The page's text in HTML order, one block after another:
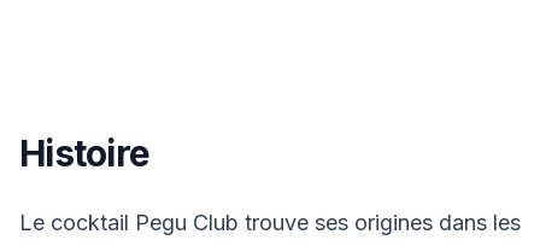
Histoire
Le cocktail Pegu Club trouve ses origines dans les